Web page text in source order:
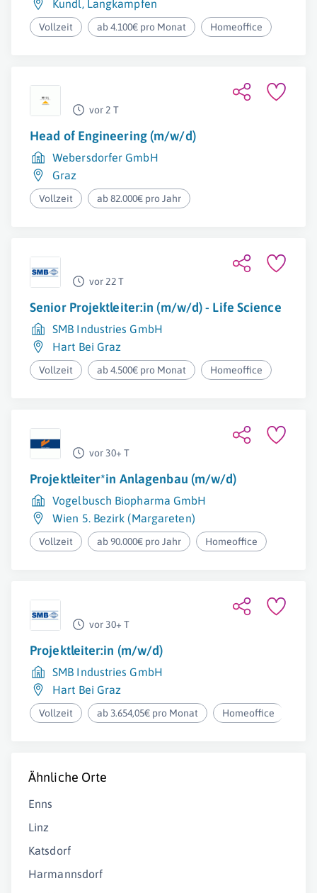
Kundl, Langkampfen
Vollzeit ab 4.100€ pro Monat Homeoffice
vor 2 T
Head of Engineering (m/w/d)
Webersdorfer GmbH
Graz
Vollzeit ab 82.000€ pro Jahr
vor 22 T
Senior Projektleiter:in (m/w/d) - Life Science
SMB Industries GmbH
Hart Bei Graz
Vollzeit ab 4.500€ pro Monat Homeoffice
vor 30+ T
Projektleiter*in Anlagenbau (m/w/d)
Vogelbusch Biopharma GmbH
Wien 5. Bezirk (Margareten)
Vollzeit ab 90.000€ pro Jahr Homeoffice
vor 30+ T
Projektleiter:in (m/w/d)
SMB Industries GmbH
Hart Bei Graz
Vollzeit ab 3.654,05€ pro Monat Homeoffice
Ähnliche Orte
Enns
Linz
Katsdorf
Harmannsdorf